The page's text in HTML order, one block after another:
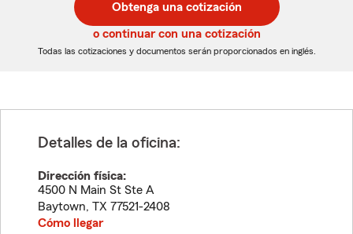
de
5
dígitos
de
5
dígitos
Obtenga una cotización
o continuar con una cotización
Todas las cotizaciones y documentos serán proporcionados en inglés.
Detalles de la oficina:
Dirección física:
4500 N Main St Ste A
Baytown, TX 77521-2408
Cómo llegar